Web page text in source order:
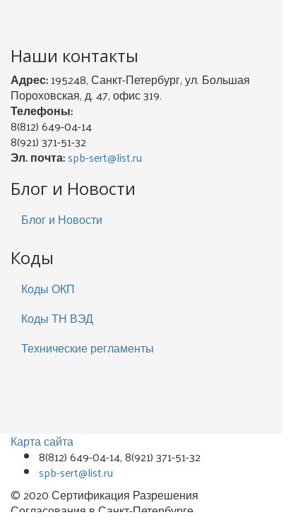
Наши контакты
Адрес:195248, Санкт-Петербург, ул. Большая
Пороховская, д. 47, офис 319.
Телефоны:
8(812) 649-04-14
8(921) 371-51-32
Эл. почта:spb-sert@list.ru
Блог и Новости
Блог и Новости
Коды
Коды ОКП
Коды ТН ВЭД
Технические регламенты
Карта сайта
8(812) 649-04-14, 8(921) 371-51-32
spb-sert@list.ru
© 2020 Сертификация Разрешения
Согласования в Санкт-Петербурге.